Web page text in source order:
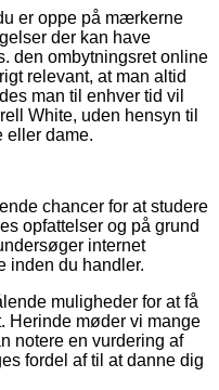
er oppe på mærkerne
der kan have
den ombytningsret online
relevant, at man altid
man til enhver tid vil
White, uden hensyn til
eller dame.
chancer for at studere
opfattelser og på grund
internet
inden du handler.
muligheder for at få
Herinde møder vi mange
notere en vurdering af
fordel af til at danne dig